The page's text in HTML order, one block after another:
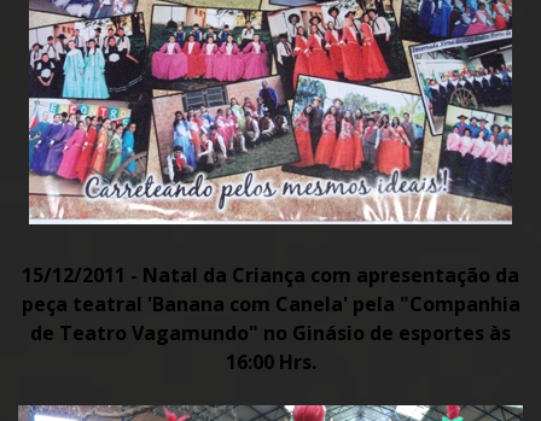
15/12/2011 - Natal da Criança com apresentação da
peça teatral 'Banana com Canela' pela "Companhia
de Teatro Vagamundo" no Ginásio de esportes às
16:00 Hrs.